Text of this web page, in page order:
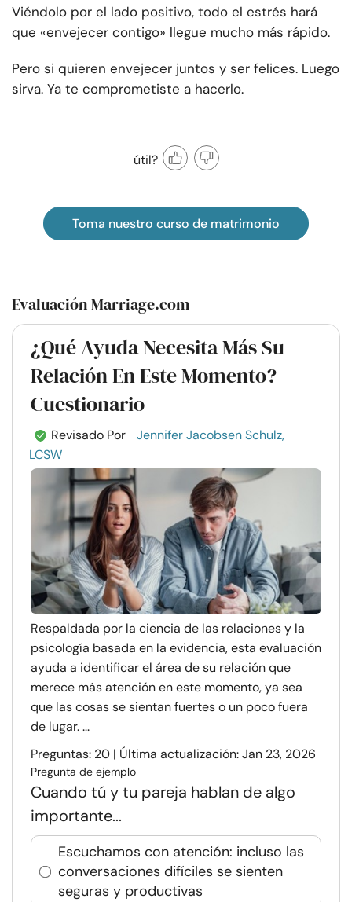
Viéndolo por el lado positivo, todo el estrés hará
que «envejecer contigo» llegue mucho más rápido.
Pero si quieren envejecer juntos y ser felices. Luego
sirva. Ya te comprometiste a hacerlo.
útil?
Toma nuestro curso de matrimonio
Evaluación Marriage.com
¿Qué Ayuda Necesita Más Su
Relación En Este Momento?
Cuestionario
Revisado Por
Jennifer Jacobsen Schulz,
LCSW
Respaldada por la ciencia de las relaciones y la
psicología basada en la evidencia, esta evaluación
ayuda a identificar el área de su relación que
merece más atención en este momento, ya sea
que las cosas se sientan fuertes o un poco fuera
de lugar. ...
Preguntas: 20 | Última actualización: Jan 23, 2026
Pregunta de ejemplo
Cuando tú y tu pareja hablan de algo
importante...
Escuchamos con atención: incluso las
conversaciones difíciles se sienten
seguras y productivas